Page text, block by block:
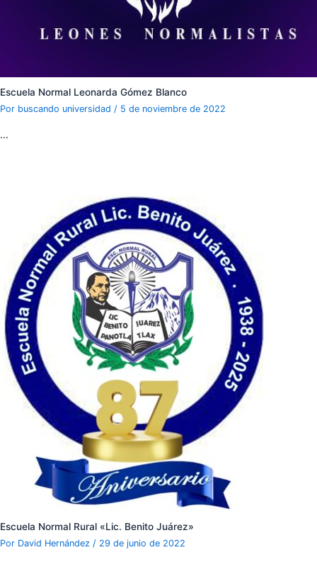
Escuela Normal Leonarda Gómez Blanco
Por buscando universidad / 5 de noviembre de 2022
…
Escuela Normal Rural «Lic. Benito Juárez»
Por David Hernández / 29 de junio de 2022